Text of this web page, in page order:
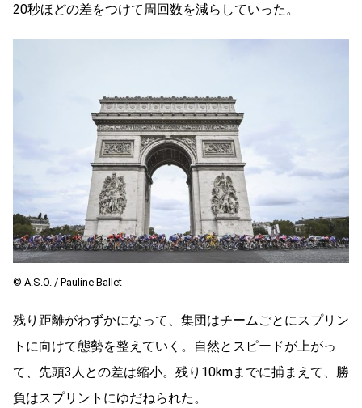
20秒ほどの差をつけて周回数を減らしていった。
©︎ A.S.O. / Pauline Ballet
残り距離がわずかになって、集団はチームごとにスプリン
トに向けて態勢を整えていく。自然とスピードが上がっ
て、先頭3人との差は縮小。残り10kmまでに捕まえて、勝
負はスプリントにゆだねられた。